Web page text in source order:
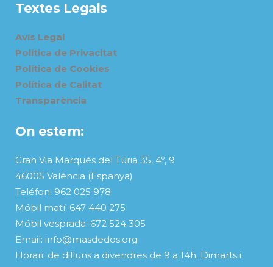
Textes Legals
Avís Legal
Política de Privacitat
Política de Cookies
Política de Calitat
Transparència
On estem:
Gran Via Marqués del Túria 35, 4º, 9
46005 Valéncia (Espanya)
Teléfon: 962 025 978
Móbil matí: 647 440 275
Móbil vesprada: 672 524 305
Email: info@masdedos.org
Horari: de dilluns a divendres de 9 a 14h. Dimarts i